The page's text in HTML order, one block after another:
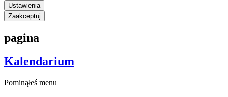
Ustawienia
Zaakceptuj
pagina
Kalendarium
Pominąłeś menu